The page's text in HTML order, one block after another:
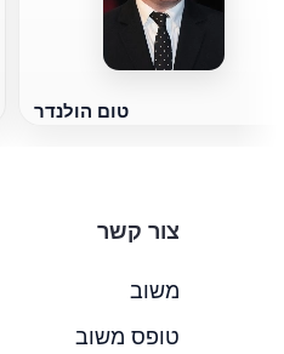
טום הולנדר
צור קשר
משוב
טופס משוב